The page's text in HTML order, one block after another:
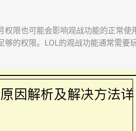
权限也可能会影响观战功能的正常
够的权限。LOL的观战功能通常需要